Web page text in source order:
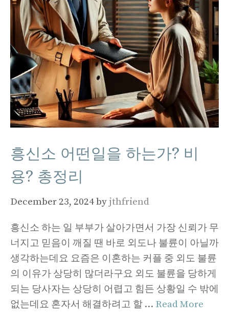
흥신소 어떤일을 하는가? 비
용? 총정리
December 23, 2024by jthfriend
흥신소 하는 일 부부가 살아가면서 가장 신뢰가 무
너지고 믿음이 깨질 땐 바로 외도나 불륜이 아닐까
생각하는데요 요즘은 이혼하는 커플 중 외도 불륜
의 이유가 상당히 많더라구요 외도 불륜을 당하게
되는 당사자는 상당히 어렵고 힘든 상황일 수 밖에
없는데요 혼자서 해결하려고 할 … Read More